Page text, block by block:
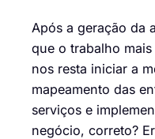
Após a geração da
que o trabalho
nos resta iniciar a
mapeamento das
serviços e
negócio, correto?